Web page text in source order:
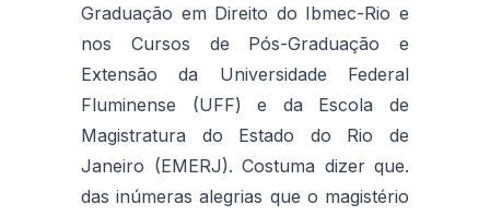
Graduação em Direito do Ibmec-Rio e
nos Cursos de Pós-Graduação e
Extensão da Universidade Federal
Fluminense (UFF) e da Escola de
Magistratura do Estado do Rio de
Janeiro (EMERJ). Costuma dizer que.
das inúmeras alegrias que o magistério